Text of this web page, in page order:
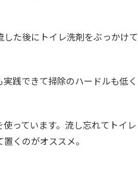
た後にトイレ洗剤をぶっかけて
践できて掃除のハードルも低く
っています。流し忘れてトイレ
くのがオススメ。